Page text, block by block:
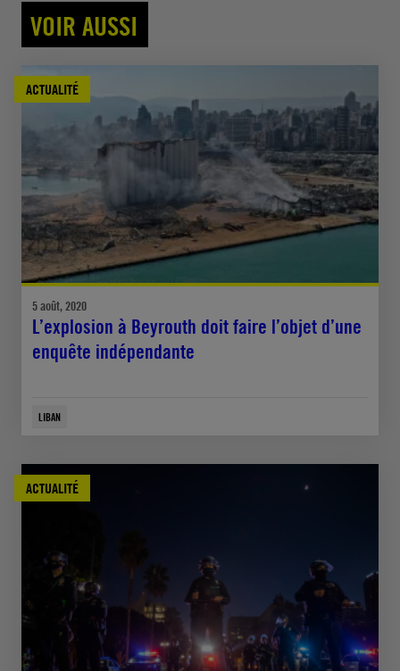
VOIR AUSSI
ACTUALITÉ
5 août, 2020
L’explosion à Beyrouth doit faire l’objet d’une
enquête indépendante
LIBAN
ACTUALITÉ